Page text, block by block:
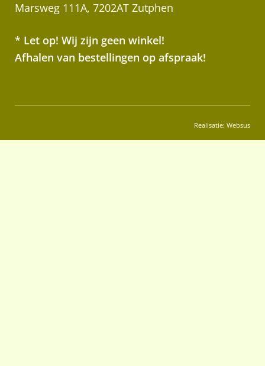
Marsweg 111A, 7202AT Zutphen
* Let op! Wij zijn geen winkel!
Afhalen van bestellingen op afspraak!
Realisatie: Websus